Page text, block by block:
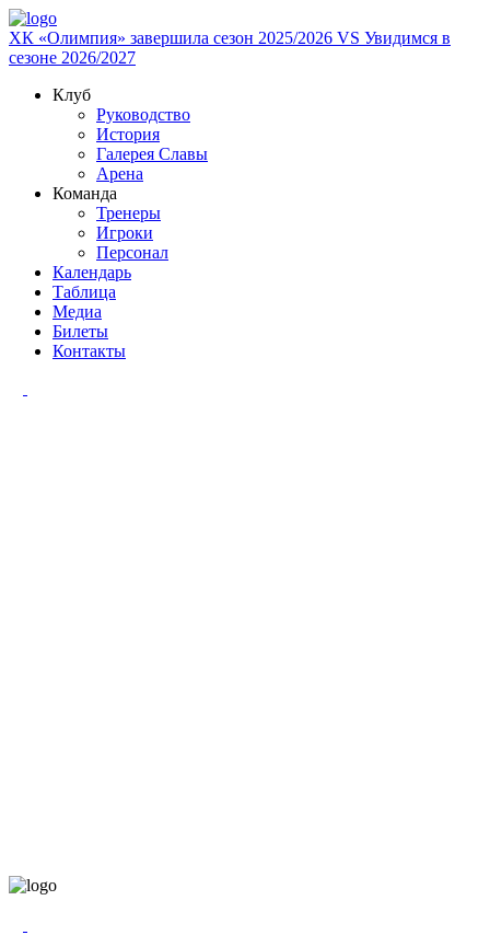
ХК «Олимпия» завершила сезон 2025/2026 VS Увидимся в
сезоне 2026/2027
Клуб
Руководство
История
Галерея Славы
Арена
Команда
Тренеры
Игроки
Персонал
Календарь
Таблица
Медиа
Билеты
Контакты